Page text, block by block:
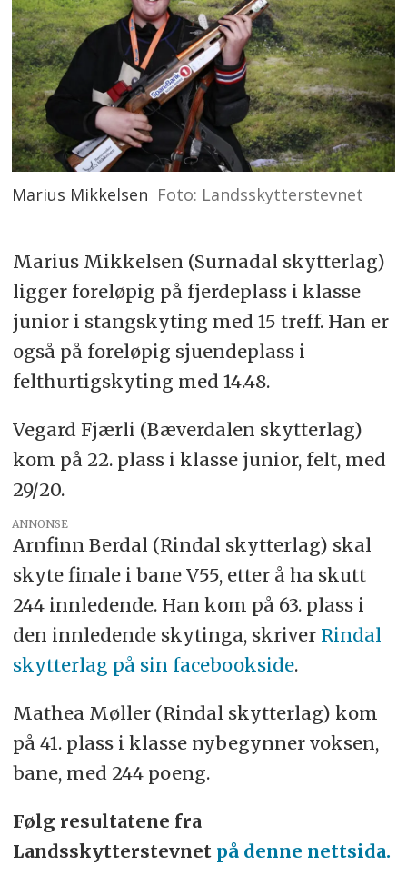
Marius Mikkelsen Foto: Landsskytterstevnet
Marius Mikkelsen (Surnadal skytterlag)
ligger foreløpig på fjerdeplass i klasse
junior i stangskyting med 15 treff. Han er
også på foreløpig sjuendeplass i
felthurtigskyting med 14.48.
Vegard Fjærli (Bæverdalen skytterlag)
kom på 22. plass i klasse junior, felt, med
29/20.
ANNONSE
Arnfinn Berdal (Rindal skytterlag) skal
skyte finale i bane V55, etter å ha skutt
244 innledende. Han kom på 63. plass i
den innledende skytinga, skriver Rindal
skytterlag på sin facebookside.
Mathea Møller (Rindal skytterlag) kom
på 41. plass i klasse nybegynner voksen,
bane, med 244 poeng.
Følg resultatene fra
Landsskytterstevnet på denne nettsida.